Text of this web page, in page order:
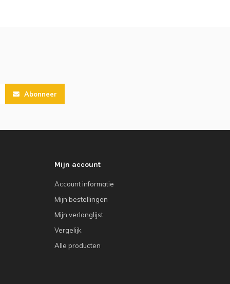
Abonneer
Mijn account
Account informatie
Mijn bestellingen
Mijn verlanglijst
Vergelijk
Alle producten